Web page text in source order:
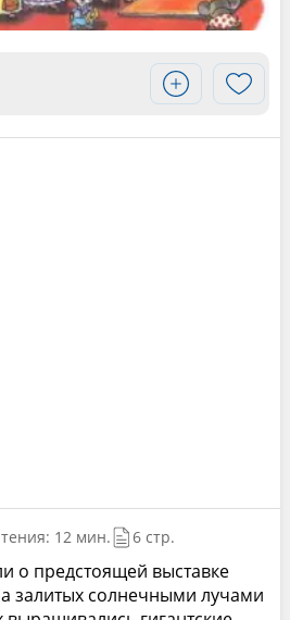
12 мин. 6 стр.
о предстоящей выставке
залитых солнечными лучами